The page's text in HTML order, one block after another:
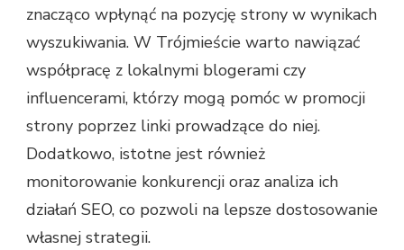
znacząco wpłynąć na pozycję strony w wynikach
wyszukiwania. W Trójmieście warto nawiązać
współpracę z lokalnymi blogerami czy
influencerami, którzy mogą pomóc w promocji
strony poprzez linki prowadzące do niej.
Dodatkowo, istotne jest również
monitorowanie konkurencji oraz analiza ich
działań SEO, co pozwoli na lepsze dostosowanie
własnej strategii.